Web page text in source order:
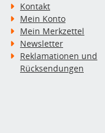
Kontakt
Mein Konto
Mein Merkzettel
Newsletter
Reklamationen und
Rücksendungen